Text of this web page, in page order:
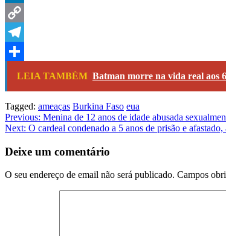
LinkedIn
Copy
Link
Telegram
Share
LEIA TAMBÉM Batman morre na vida real aos
Tagged: ameaças Burkina Faso eua
Navegação
de
artigos
Previous: Menina de 12 anos de idade abusada
Next: O cardeal condenado a 5 anos de prisão e
Deixe um comentário
O seu endereço de email não será publicado. Campos